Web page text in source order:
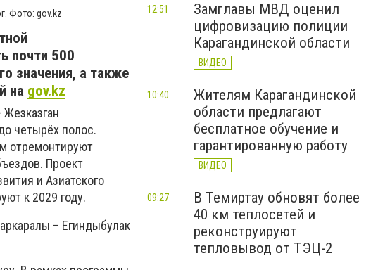
Фото: gov.kz
почти 500
значения, а также
на gov.kz
четырёх полос.
отремонтируют
Проект
и Азиатского
к 2029 году.
– Егиндыбулак
Замглавы МВД оценил
цифровизацию полиции
Карагандинской области
ВИДЕО
12:51
Жителям Карагандинской
области предлагают
бесплатное обучение и
гарантированную работу
ВИДЕО
10:40
В Темиртау обновят более
40 км теплосетей и
реконструируют
тепловывод от ТЭЦ-2
09:27